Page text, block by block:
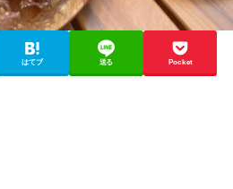
はてブ 送る Pocket